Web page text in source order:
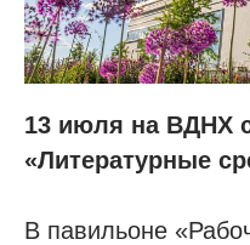
13 июля на ВДНХ
«Литературные
В павильоне